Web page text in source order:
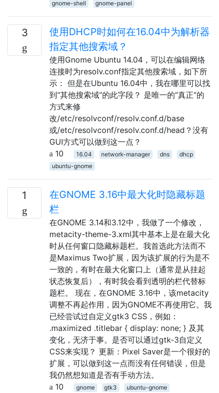
gnome-shell
gnome-panel
3
使用DHCP时如何在16.04中为解析器
指定其他搜索域？
使用Gnome Ubuntu 14.04，可以在编辑网络
连接时为resolv.conf指定其他搜索域，如下所
示： 但是在Ubuntu 16.04中，我在哪里可以找
到“其他搜索域”的此字段？ 是唯一的“真正”的
方式来修
改/etc/resolvconf/resolv.conf.d/base
或/etc/resolvconf/resolv.conf.d/head？没有
GUI方式可以做到这一点？
10
16.04 network-manager dns
dhcp
ubuntu-gnome
1
在GNOME 3.16中最大化时隐藏标题
栏
在GNOME 3.14和3.12中，我做了一个修改，
metacity-theme-3.xml其中基本上是在最大化
时从任何窗口隐藏标题栏。我首选此方法而不
是Maximus Two扩展，因为该扩展的行为是不
一致的，有时在最大化窗口上（通常是从挂起
状态恢复后），有时我会看到透明的栏代替标
题栏。 现在，在GNOME 3.16中，该metacity
调整不再起作用，因为GNOME不再使用它。我
已经尝试过自定义gtk3 CSS，例如：
.maximized .titlebar { display: none; } 及其
变化，无济于事。是否可以通过gtk-3自定义
CSS来实现？ 更新：Pixel Saver是一个很好的
扩展，可以做到这一点而没有任何错误，但是
我仍然想知道是否有手动方法。
10
gnome gtk3 ubuntu-gnome